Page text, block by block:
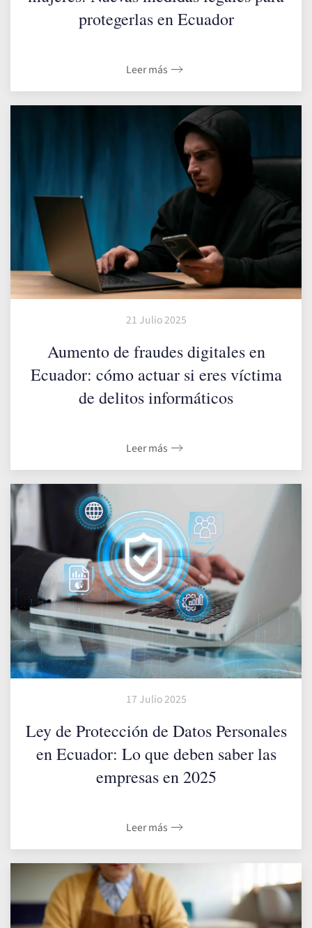
protegerlas en Ecuador
Leer más
21 Julio 2025
Aumento de fraudes digitales en
Ecuador: cómo actuar si eres víctima
de delitos informáticos
Leer más
17 Julio 2025
Ley de Protección de Datos Personales
en Ecuador: Lo que deben saber las
empresas en 2025
Leer más